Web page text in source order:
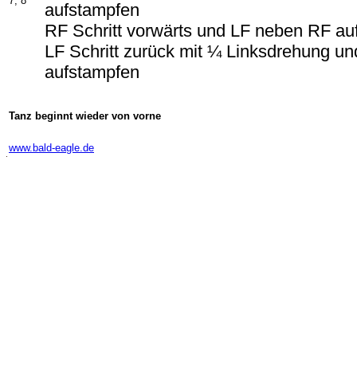
aufstampfen
RF Schritt vorwärts und LF neben RF
LF Schritt zurück mit ¼ Linksdrehung
aufstampfen
Tanz beginnt wieder von vorne
www.bald-eagle.de